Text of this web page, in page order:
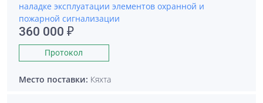
наладке эксплуатации элементов охранной и
пожарной сигнализации
360 000 ₽
Протокол
Место поставки: Кяхта